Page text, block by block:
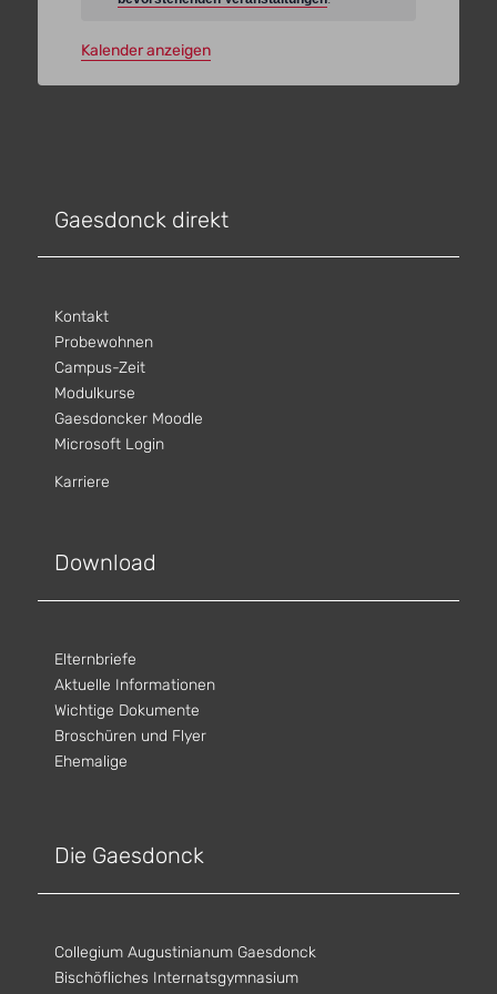
Kalender anzeigen
Gaesdonck direkt
Kontakt
Probewohnen
Campus-Zeit
Modulkurse
Gaesdoncker Moodle
Microsoft Login
Karriere
Download
Elternbriefe
Aktuelle Informationen
Wichtige Dokumente
Broschüren und Flyer
Ehemalige
Die Gaesdonck
Collegium Augustinianum Gaesdonck
Bischöfliches Internatsgymnasium